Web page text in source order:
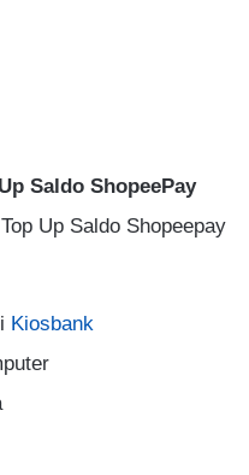
Saldo ShopeePay
Up Saldo Shopeepay
Kiosbank